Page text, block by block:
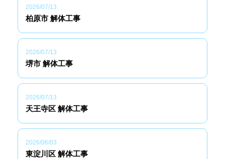
2026/07/13
柏原市 解体工事
2026/07/13
堺市 解体工事
2026/07/13
天王寺区 解体工事
2026/06/03
東淀川区 解体工事